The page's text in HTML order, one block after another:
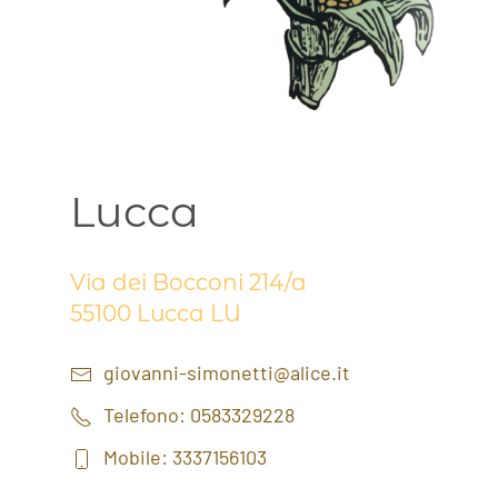
Lucca
Via dei Bocconi 214/a
55100 Lucca LU
giovanni-simonetti@alice.it
Telefono: 0583329228
Mobile: 3337156103